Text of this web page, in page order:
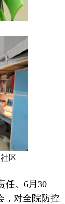
区
。 6月30
，对全院防控